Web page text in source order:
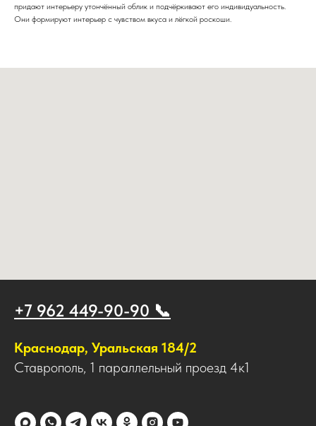
придают интерьеру утончённый облик и подчёркивают его индивидуальность.
Они формируют интерьер с чувством вкуса и лёгкой роскоши.
+7 962 449-90-90 📞
Краснодар, Уральская 184/2
Ставрополь, 1 параллельный проезд 4к1